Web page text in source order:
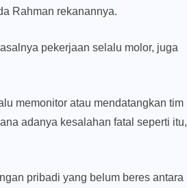
Rahman rekanannya.
pekerjaan selalu molor, juga
memonitor atau mendatangkan tim
adanya kesalahan fatal seperti itu,
pribadi yang belum beres antara